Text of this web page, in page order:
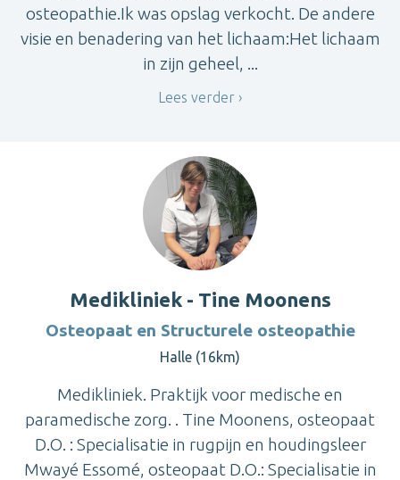
osteopathie.Ik was opslag verkocht. De andere
visie en benadering van het lichaam:Het lichaam
in zijn geheel, ...
Lees verder
Medikliniek - Tine Moonens
Osteopaat en Structurele osteopathie
Halle (16km)
Medikliniek. Praktijk voor medische en
paramedische zorg. . Tine Moonens, osteopaat
D.O. : Specialisatie in rugpijn en houdingsleer
Mwayé Essomé, osteopaat D.O.: Specialisatie in